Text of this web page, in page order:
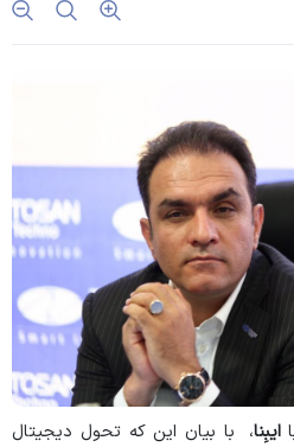
ایبِنا، با بیان این که تحول دیجیتال